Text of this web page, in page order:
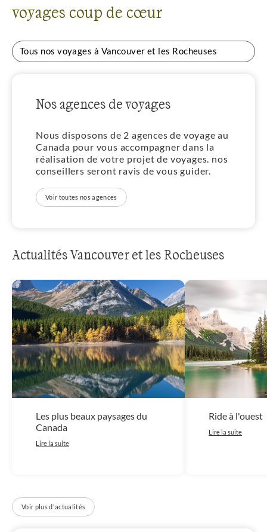
voyages coup de cœur
Tous nos voyages à Vancouver et les Rocheuses
Nos agences de voyages
Nous disposons de 2 agences de voyage au
Canada pour vous accompagner dans la
réalisation de votre projet de voyages. nos
conseillers seront ravis de vous guider.
Voir toutes nos agences
Actualités Vancouver et les Rocheuses
Les plus beaux paysages du
Canada
Lire la suite
Ride à l'ouest
Lire la suite
Voir plus d'actualités